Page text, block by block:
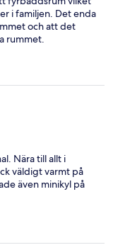
i familjen. Det enda
och att det
rummet.
Nära till allt i
väldigt varmt på
även minikyl på